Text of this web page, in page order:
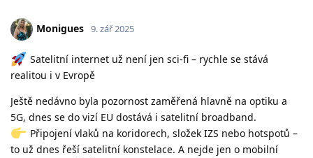
Monigues 9. zář 2025
Satelitní internet už není jen sci-fi – rychle se stává
realitou i v Evropě
Ještě nedávno byla pozornost zaměřená hlavně na optiku a
5G, dnes se do vizí EU dostává i satelitní broadband.
Připojení vlaků na koridorech, složek IZS nebo hotspotů –
to už dnes řeší satelitní konstelace. A nejde jen o mobilní